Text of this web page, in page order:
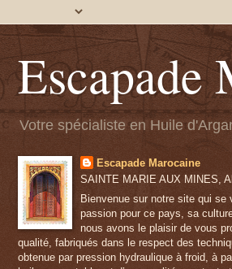
Escapade
Votre spécialiste en Huile
Escapade Marocaine
SAINTE MARIE AUX MINES,
Bienvenue sur notre site qui
passion pour ce pays, sa
nous avons le plaisir de vous
qualité, fabriqués dans le respect des
obtenue par pression hydraulique à froid, à